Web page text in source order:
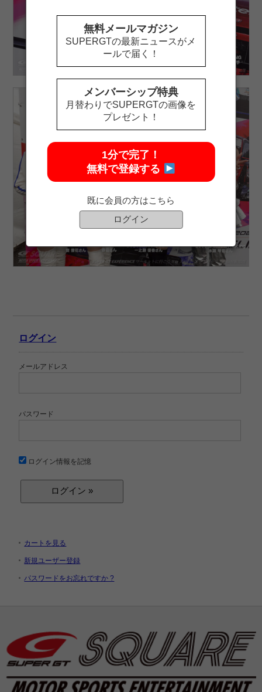
ログイン
メールアドレス
パスワード
ログイン情報を記憶
カートを見る
新規ユーザー登録
パスワードをお忘れですか ?
無料メールマガジン
SUPERGTの最新ニュースがメ
ールで届く！
メンバーシップ特典
月替わりでSUPERGTの画像を
プレゼント！
1分で完了！
無料で登録する
既に会員の方はこちら
ログイン